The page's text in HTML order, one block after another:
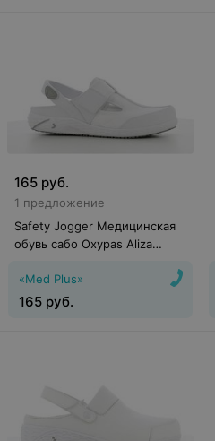
165 руб.
1 предложение
Safety Jogger Медицинская
обувь сабо Oxypas Aliza
«Med Plus»
165 руб.